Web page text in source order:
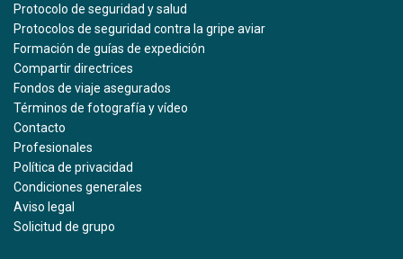
Protocolo de seguridad y salud
Protocolos de seguridad contra la gripe aviar
Formación de guías de expedición
Compartir directrices
Fondos de viaje asegurados
Términos de fotografía y vídeo
Contacto
Profesionales
Política de privacidad
Condiciones generales
Aviso legal
Solicitud de grupo